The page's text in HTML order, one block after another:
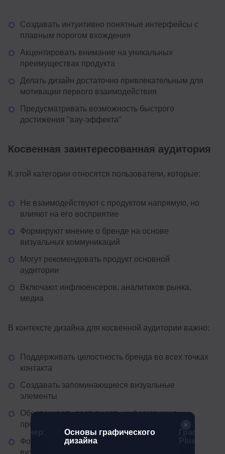
Создавать интуитивно понятные интерфейсы с
плавным порогом вхождения
Акцентировать внимание на уникальных
преимуществах продукта
Делать дизайн достаточно привлекательным для
мотивации первого взаимодействия
Предусматривать возможность быстрого
достижения "вау-эффекта"
Косвенная заинтересованная аудитория
К этой категории относятся пользователи, которые:
Не взаимодействуют с продуктом напрямую, но
влияют на его восприятие
Формируют мнение о бренде на основе
визуальных коммуникаций
Могут рекомендовать продукт основной
аудитории
Включают инфлюенсеров, аналитиков рынка,
медиа
В контексте дизайна для косвенной аудитории важно:
Поддерживать целостность бренда во всех точках
контакта
Создавать запоминающиеся визуальные
элементы
Обеспечивать доступность информации о
продукте
Формировать позитивный образ через
визуальные решения
курс
Основы графического
дизайна